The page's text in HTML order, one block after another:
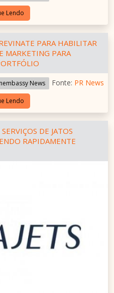
Lendo
PARA HABILITAR
MARKETING PARA
News Fonte: PR News
Lendo
DE JATOS
RAPIDAMENTE